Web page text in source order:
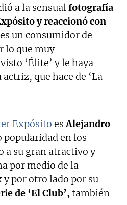
a la sensualfotografía
y reaccionó con
un consumidor de
lo que muy
‘Élite’ y le haya
que hace de ‘La
Expósito esAlejandro
popularidad en los
a su gran atractivo y
por medio de la
por otro lado por su
de ‘El Club’, también